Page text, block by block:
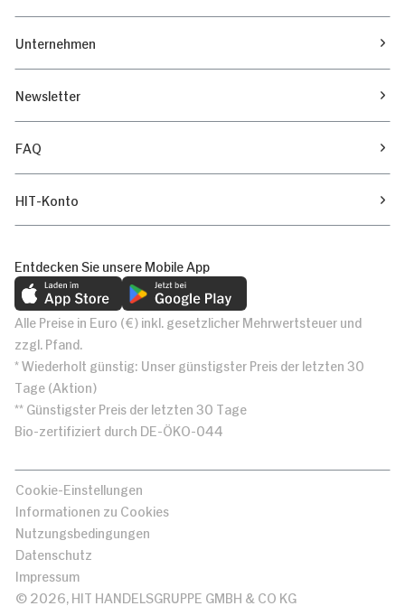
Unternehmen
Newsletter
FAQ
HIT-Konto
Entdecken Sie unsere Mobile App
Alle Preise in Euro (€) inkl. gesetzlicher Mehrwertsteuer und
zzgl. Pfand.
* Wiederholt günstig: Unser günstigster Preis der letzten 30
Tage (Aktion)
** Günstigster Preis der letzten 30 Tage
Bio-zertifiziert durch DE-ÖKO-044
Cookie-Einstellungen
Informationen zu Cookies
Nutzungsbedingungen
Datenschutz
Impressum
© 2026, HIT HANDELSGRUPPE GMBH & CO KG